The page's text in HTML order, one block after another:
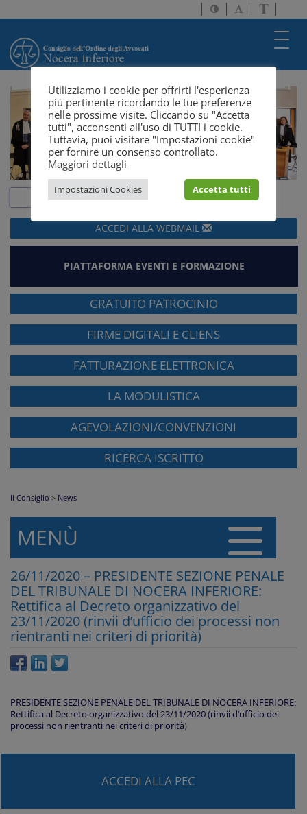
Attiva/disattiva
alto
Attiva/
dimensione
a
solo
ACCEDI ALLA WEBMAIL
PIATTAFORMA EVENTI E FORMAZIONE
GRATUITO PATROCINIO
FIRME DIGITALI E CLIENS
FATTURAZIONE ELETTRONICA
LA MODULISTICA
AGEVOLAZIONI/CONVENZIONI
RICERCA ISCRITTO
Il Consiglio > News
MENÙ
26/11/2020 – PRESIDENTE SEZIONE PENALE
DEL TRIBUNALE DI NOCERA INFERIORE:
Rettifica al Decreto organizzativo del
23/11/2020 (rinvii d’ufficio dei processi non
rientranti nei criteri di priorità)
PRESIDENTE SEZIONE PENALE DEL TRIBUNALE DI NOCERA INFERIORE:
Rettifica al Decreto organizzativo del 23/11/2020 (rinvii d’ufficio dei
processi non rientranti nei criteri di priorità)
ACCEDI ALLA PEC
Utilizziamo i cookie per offrirti l'esperienza
più pertinente ricordando le tue preferenze
nelle prossime visite. Cliccando su "Accetta
tutti", acconsenti all'uso di TUTTI i cookie.
Tuttavia, puoi visitare "Impostazioni cookie"
per fornire un consenso controllato.
Maggiori dettagli
Impostazioni Cookies Accetta tutti